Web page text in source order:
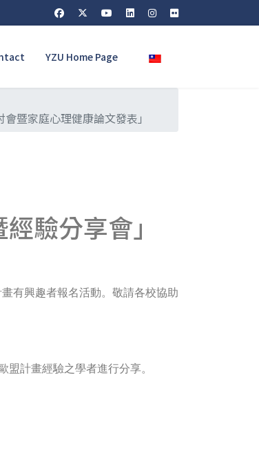
YZU Home Page Select your language
暨家庭心理健康論文發表」
驗分享會」
有興趣者報名活動。敬請各校協助
計畫經驗之學者進行分享。